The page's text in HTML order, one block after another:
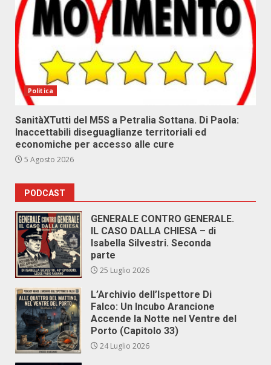
Politica
SanitàXTutti del M5S a Petralia Sottana. Di Paola:
Inaccettabili diseguaglianze territoriali ed
economiche per accesso alle cure
5 Agosto 2026
PODCAST
GENERALE CONTRO GENERALE.
IL CASO DALLA CHIESA – di
Isabella Silvestri. Seconda
parte
25 Luglio 2026
L’Archivio dell’Ispettore Di
Falco: Un Incubo Arancione
Accende la Notte nel Ventre del
Porto (Capitolo 33)
24 Luglio 2026